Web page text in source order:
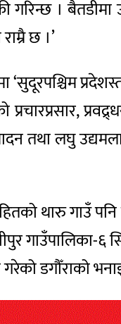
।
छ ।’
तथा लघु
थारु गाउँ
गाउँपालिका-६
डगौँराको